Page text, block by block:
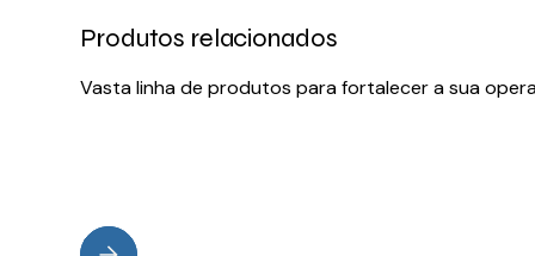
Produtos relacionados
Vasta linha de produtos para fortalecer a sua